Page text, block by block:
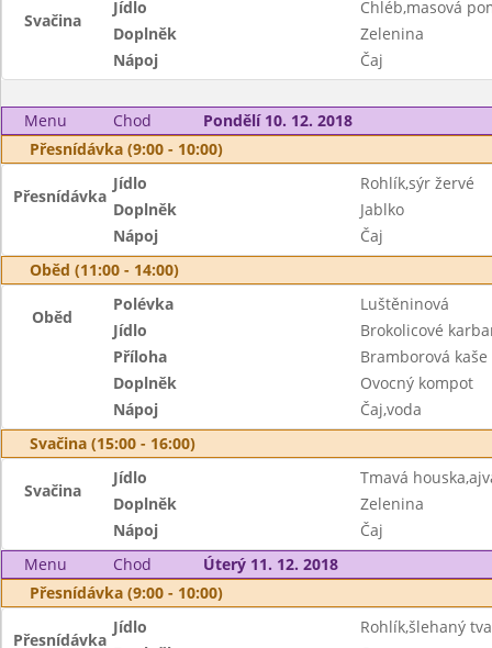
Svačina
Jídlo
Chléb,masová
Doplněk
Zelenina
Nápoj
Čaj
Menu Chod
Pondělí 10. 12. 2018
Přesnídávka (9:00 - 10:00)
Přesnídávka
Jídlo
Rohlík,sýr žervé
Doplněk
Jablko
Nápoj
Čaj
Oběd (11:00 - 14:00)
Oběd
Polévka
Luštěninová
Jídlo
Brokolicové
Příloha
Bramborová kaše
Doplněk
Ovocný kompot
Nápoj
Čaj,voda
Svačina (15:00 - 16:00)
Svačina
Jídlo
Tmavá
Doplněk
Zelenina
Nápoj
Čaj
Menu
Chod
Úterý 11. 12. 2018
Přesnídávka (9:00 - 10:00)
Přesnídávka
Jídlo
Rohlík,šlehaný